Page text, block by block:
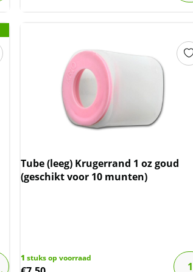
Tube (leeg) Krugerrand 1 oz goud
(geschikt voor 10 munten)
1 stuks op voorraad